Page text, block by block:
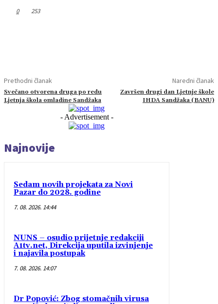
0 253
Prethodni članak
Svečano otvorena druga po redu
Ljetnja škola omladine Sandžaka
Naredni članak
Završen drugi dan Ljetnje škole
IHDA Sandžaka (BANU)
- Advertisement -
Najnovije
Sedam novih projekata za Novi
Pazar do 2028. godine
7. 08. 2026. 14:44
NUNS – osudio prijetnje redakciji
A1tv.net, Direkcija uputila izvinjenje
i najavila postupak
7. 08. 2026. 14:07
Dr Popović: Zbog stomačnih virusa